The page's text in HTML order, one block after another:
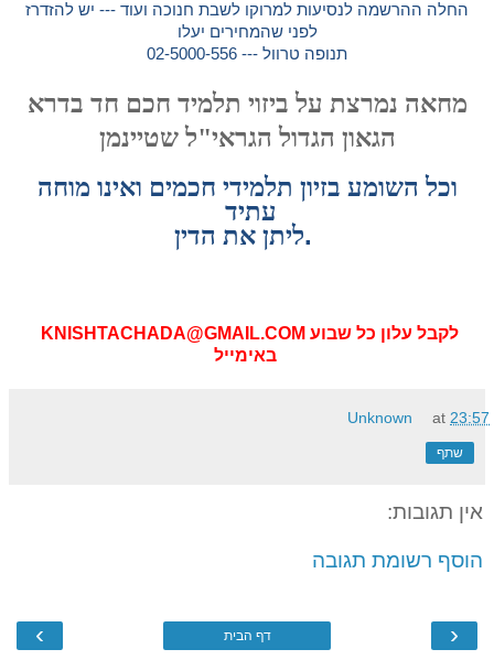
החלה ההרשמה לנסיעות למרוקו לשבת חנוכה ועוד --- יש להזדרז
לפני שהמחירים יעלו
תנופה טרוול --- 02-5000-556
מחאה נמרצת על ביזוי תלמיד חכם חד בדרא
הגאון הגדול הגראי"ל שטיינמן
וכל השומע בזיון תלמידי חכמים ואינו מוחה
עתיד
ליתן את הדין.
KNISHTACHADA@GMAIL.COM לקבל עלון כל שבוע
באימייל
Unknown at 23:57
שתף
אין תגובות:
הוסף רשומת תגובה
‹
› דף הבית